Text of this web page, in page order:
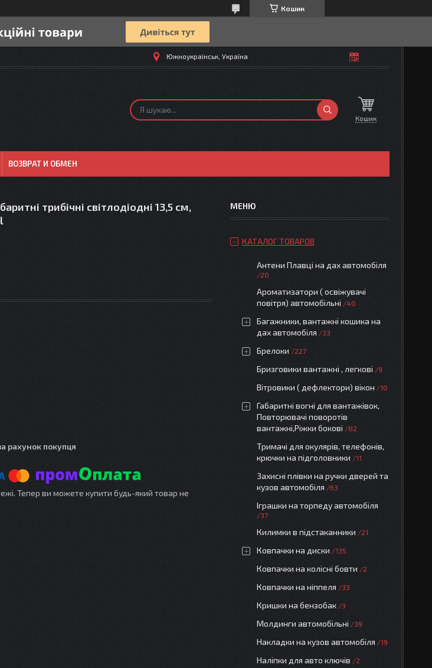
Кошик
Южноукраїнськ, Україна
Кошик
ВОЗВРАТ И ОБМЕН
трибічні світлодіодні 13,5 см,
рахунок покупця
Тепер ви можете купити будь-який товар не
КАТАЛОГ ТОВАРОВ
Антени Плавці на дах автомобіля
20
Ароматизатори ( освіжувачі
повітря) автомобільні
40
Багажники, вантажні кошика на
дах автомобіля
33
Брелоки 227
Бризговики вантажні , легкові 9
Вітровики ( дефлектори) вікон 10
Габаритні вогні для вантажівок,
Повторювачі поворотів
вантажні,Ріжки бокові
82
Тримачі для окулярів, телефонів,
крючки на підголовники
11
Захисні плівки на ручки дверей та
кузов автомобіля
63
Іграшки на торпеду автомобіля
37
Килимки в підстаканники 21
Ковпачки на диски 135
Ковпачки на колісні бовти 2
Ковпачки на ніппеля 33
Кришки на бензобак 3
Молдинги автомобільні 39
Накладки на кузов автомобіля 19
Наліпки для авто ключів 2